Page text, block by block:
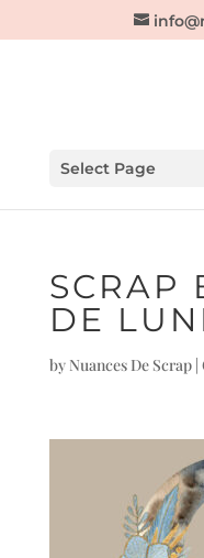
Select Page
SCRAP
DE
by Nuances De Scrap|